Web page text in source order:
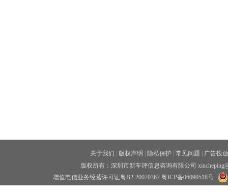
关于我们 版权声明 隐私保护 常见问题
广告投放
版权所有：深圳市新车评信息咨询有限公司
增值电信业务经营许可证粤B2-20070367 粤ICP备06090518号